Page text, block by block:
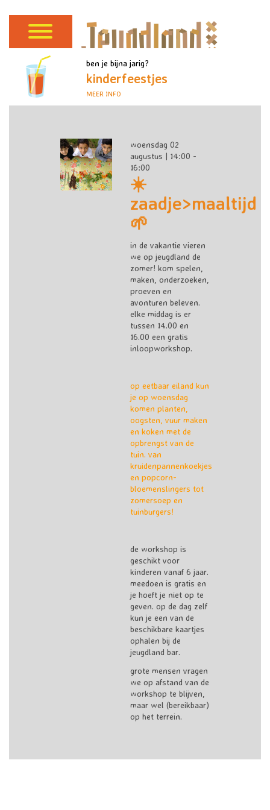
ben je bijna jarig?
kinderfeestjes
MEER INFO
woensdag 02
augustus | 14:00 -
16:00
☀️
zaadje>maaltijd
🌱
in de vakantie vieren
we op jeugdland de
zomer! kom spelen,
maken, onderzoeken,
proeven en
avonturen beleven.
elke middag is er
tussen 14.00 en
16.00 een gratis
inloopworkshop.
op eetbaar eiland kun
je op woensdag
komen planten,
oogsten, vuur maken
en koken met de
opbrengst van de
tuin. van
kruidenpannenkoekjes
en popcorn-
bloemenslingers tot
zomersoep en
tuinburgers!
de workshop is
geschikt voor
kinderen vanaf 6 jaar.
meedoen is gratis en
je hoeft je niet op te
geven. op de dag zelf
kun je een van de
beschikbare kaartjes
ophalen bij de
jeugdland bar.
grote mensen vragen
we op afstand van de
workshop te blijven,
maar wel (bereikbaar)
op het terrein.